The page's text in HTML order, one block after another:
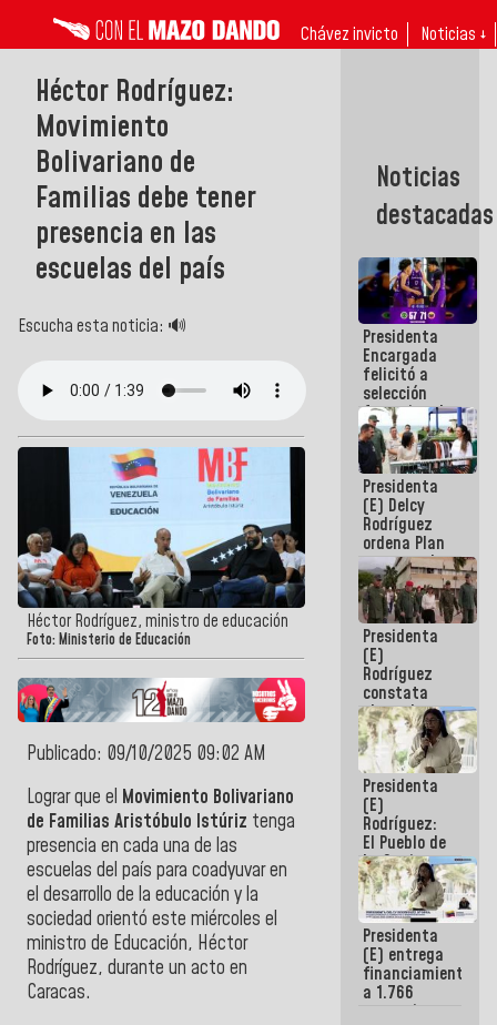
Chávez invicto Noticias ↓
Héctor Rodríguez:
Movimiento
Bolivariano de
Familias debe tener
presencia en las
escuelas del país
Escucha esta noticia: 🔊
Héctor Rodríguez, ministro de educación
Foto: Ministerio de Educación
Publicado: 09/10/2025 09:02 AM
Lograr que el Movimiento Bolivariano
de Familias Aristóbulo Istúriz tenga
presencia en cada una de las
escuelas del país para coadyuvar en
el desarrollo de la educación y la
sociedad orientó este miércoles el
ministro de Educación, Héctor
Rodríguez, durante un acto en
Caracas.
Noticias
destacadas
Presidenta
Encargada
felicitó a
selección
femenina de
baloncesto
por su
clasificación
a la
AmeriCup
2027
Presidenta
(E) Delcy
Rodríguez
ordena Plan
maestro de
desarrollo
logístico y
turístico
para La
Guaira
Presidenta
(E)
Rodríguez
constata
obras de
rehabilitación
de Escuela
Militar de
Mamo en La
Guaira
Presidenta
(E)
Rodríguez:
El Pueblo de
La Guaira
siempre
estará
acompañada
por el
Gobierno
Nacional
Presidenta
(E) entrega
financiamientos
a 1.766
comerciantes